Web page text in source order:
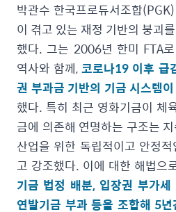
박관수 한국프로듀서조합
이 겪고 있는 재정 기반의 붕괴
했다. 그는 2006년 한미 FTA
역사와 함께, 코로나19 이후 급
권 부과금 기반의 기금 시스템
했다. 특히 최근 영화기금이 체
금에 의존해 연명하는 구조는
산업을 위한 독립적이고 안정
고 강조했다. 이에 대한 해법으
기금 법정 배분, 입장권 부가
연발기금 부과 등을 조합해 5